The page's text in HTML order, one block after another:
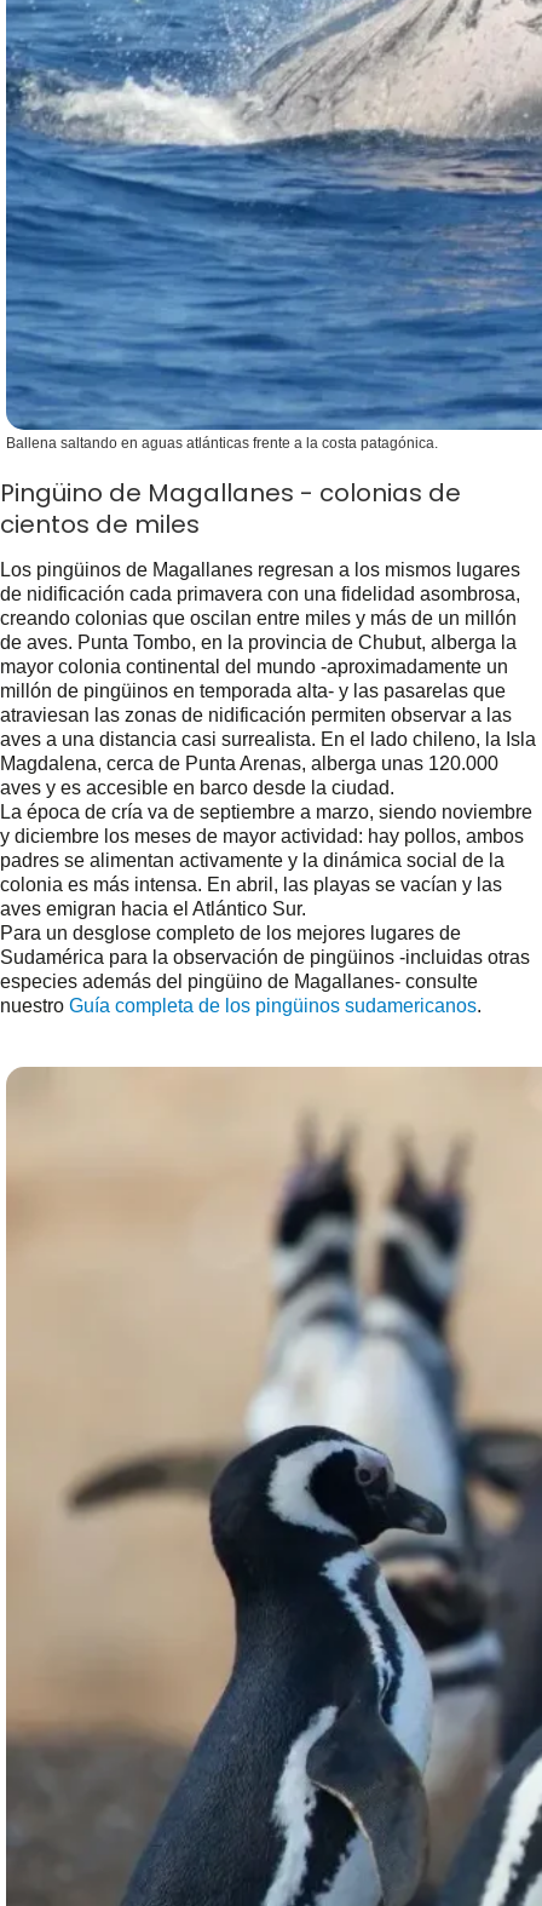
Ballena saltando en aguas atlánticas frente a la costa patagónica.
Pingüino de Magallanes - colonias de
cientos de miles
Los pingüinos de Magallanes regresan a los mismos lugares
de nidificación cada primavera con una fidelidad asombrosa,
creando colonias que oscilan entre miles y más de un millón
de aves. Punta Tombo, en la provincia de Chubut, alberga la
mayor colonia continental del mundo -aproximadamente un
millón de pingüinos en temporada alta- y las pasarelas que
atraviesan las zonas de nidificación permiten observar a las
aves a una distancia casi surrealista. En el lado chileno, la Isla
Magdalena, cerca de Punta Arenas, alberga unas 120.000
aves y es accesible en barco desde la ciudad.
La época de cría va de septiembre a marzo, siendo noviembre
y diciembre los meses de mayor actividad: hay pollos, ambos
padres se alimentan activamente y la dinámica social de la
colonia es más intensa. En abril, las playas se vacían y las
aves emigran hacia el Atlántico Sur.
Para un desglose completo de los mejores lugares de
Sudamérica para la observación de pingüinos -incluidas otras
especies además del pingüino de Magallanes- consulte
nuestro Guía completa de los pingüinos sudamericanos.